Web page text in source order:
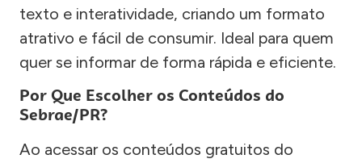
texto e interatividade, criando um formato
atrativo e fácil de consumir. Ideal para quem
quer se informar de forma rápida e eficiente.
Por Que Escolher os Conteúdos do
Sebrae/PR?
Ao acessar os conteúdos gratuitos do